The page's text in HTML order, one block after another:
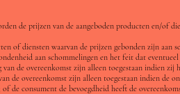
de prijzen van de aangeboden producten en/of
of diensten waarvan de prijzen gebonden zijn aan
aan schommelingen en het feit dat
de overeenkomst zijn alleen toegestaan indien
de overeenkomst zijn alleen toegestaan indien de
de consument de bevoegdheid heeft de